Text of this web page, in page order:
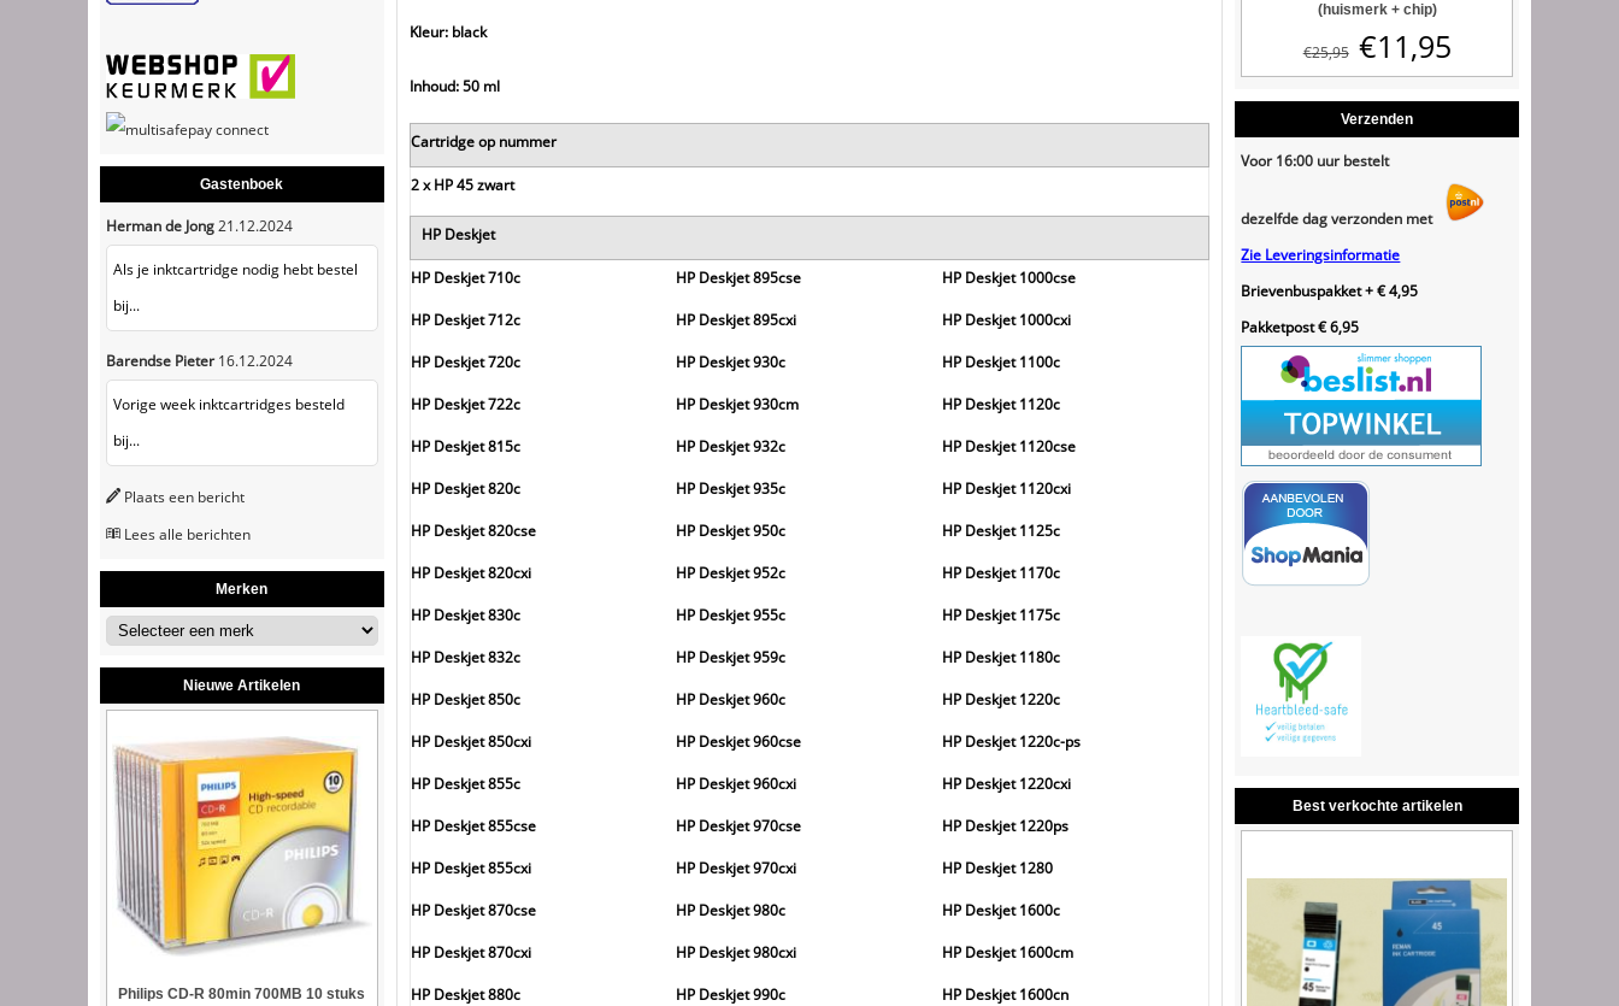
Gastenboek
Herman de Jong21.12.2024
Als je inktcartridge nodig hebt bestel
bij...
Barendse Pieter 16.12.2024
Vorige week inktcartridges besteld
bij...
Plaats een bericht
Lees alle berichten
Merken
Nieuwe Artikelen
Philips CD-R 80min 700MB 10 stuks
Kleur: black
Inhoud: 50 ml
Cartridge op nummer
2 x HP 45 zwart
HP Deskjet
HP Deskjet 710c HP Deskjet 895cse HP Deskjet 1000cse
HP Deskjet 712c HP Deskjet 895cxi HP Deskjet 1000cxi
HP Deskjet 720c HP Deskjet 930c HP Deskjet 1100c
HP Deskjet 722c HP Deskjet 930cm HP Deskjet 1120c
HP Deskjet 815c HP Deskjet 932c HP Deskjet 1120cse
HP Deskjet 820c HP Deskjet 935c HP Deskjet 1120cxi
HP Deskjet 820cse HP Deskjet 950c HP Deskjet 1125c
HP Deskjet 820cxi HP Deskjet 952c HP Deskjet 1170c
HP Deskjet 830c HP Deskjet 955c HP Deskjet 1175c
HP Deskjet 832c HP Deskjet 959c HP Deskjet 1180c
HP Deskjet 850c HP Deskjet 960c HP Deskjet 1220c
HP Deskjet 850cxi HP Deskjet 960cse HP Deskjet 1220c-ps
HP Deskjet 855c HP Deskjet 960cxi HP Deskjet 1220cxi
HP Deskjet 855cse HP Deskjet 970cse HP Deskjet 1220ps
HP Deskjet 855cxi HP Deskjet 970cxi HP Deskjet 1280
HP Deskjet 870cse HP Deskjet 980c HP Deskjet 1600c
HP Deskjet 870cxi HP Deskjet 980cxi HP Deskjet 1600cm
HP Deskjet 880c HP Deskjet 990c HP Deskjet 1600cn
(huismerk + chip)
€25,95 €11,95
Verzenden
Voor 16:00 uur bestelt
dezelfde dag verzonden met
Zie Leveringsinformatie
Brievenbuspakket + € 4,95
Pakketpost € 6,95
Best verkochte artikelen